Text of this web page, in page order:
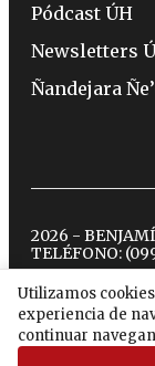
Utilizamos
experiencia de
continuar
Pódcast ÚH
Newsletters
Ñandejara
2026 -
TELÉFONO:
twitter